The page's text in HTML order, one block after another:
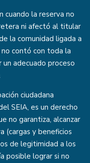
cuando la reserva no
ni afectó al titular
la comunidad ligada a
contó con toda la
un adecuado proceso
ciudadana
SEIA, es un derecho
no garantiza, alcanzar
(cargas y beneficios
de legitimidad a los
posible lograr si no